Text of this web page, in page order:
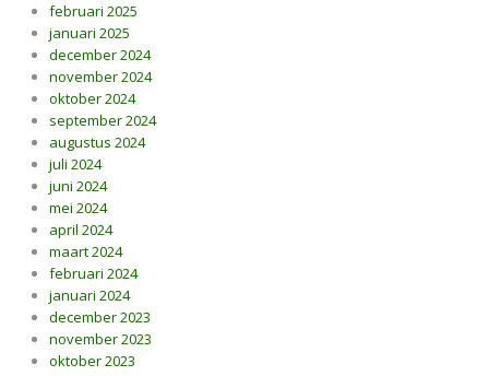
februari 2025
januari 2025
december 2024
november 2024
oktober 2024
september 2024
augustus 2024
juli 2024
juni 2024
mei 2024
april 2024
maart 2024
februari 2024
januari 2024
december 2023
november 2023
oktober 2023